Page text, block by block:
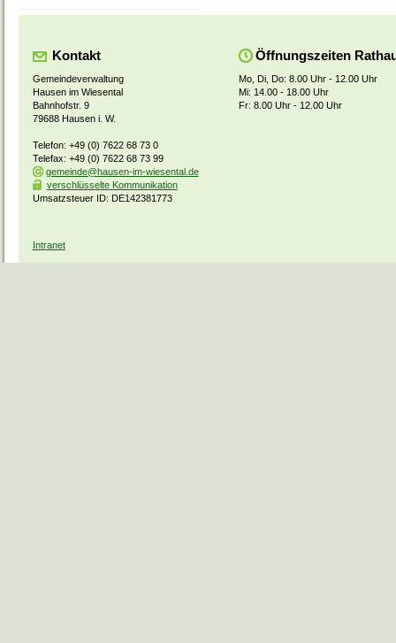
Kontakt
Gemeindeverwaltung
Hausen im Wiesental
Bahnhofstr. 9
79688 Hausen i. W.
Telefon: +49 (0) 7622 68 73 0
Telefax: +49 (0) 7622 68 73 99
gemeinde@hausen-im-wiesental.de
verschlüsselte Kommunikation
Umsatzsteuer ID: DE142381773
Öffnungszeiten
Mo, Di, Do: 8.00 Uhr - 12.00 Uhr
Mi: 14.00 - 18.00 Uhr
Fr: 8.00 Uhr - 12.00 Uhr
Intranet